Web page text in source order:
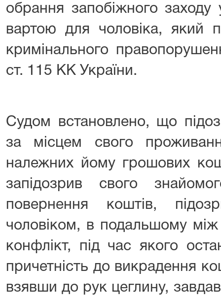
обрання запобіжного заходу
вартою для чоловіка, який
кримінального
ст. 115 КК України.
Судом встановлено, що
за місцем свого
належних йому грошових
запідозрив свого
повернення коштів,
чоловіком, в подальшому
конфлікт, під час якого
причетність до викрадення
взявши до рук цеглину,